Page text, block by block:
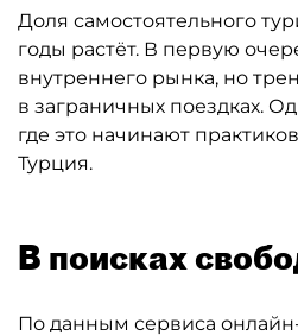
Доля самостоятельного
годы растёт. В первую
внутреннего рынка, но
в заграничных поездках.
где это начинают
Турция.
В поисках
По данным сервиса